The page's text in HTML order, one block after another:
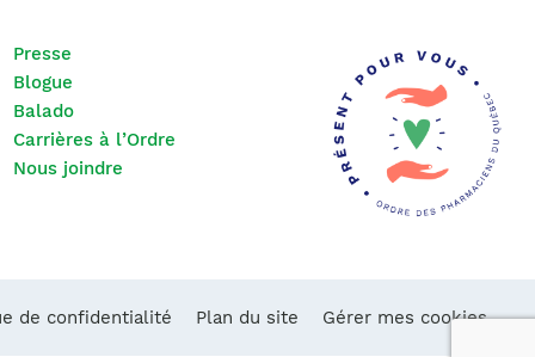
Presse
Blogue
Balado
Carrières à l’Ordre
Nous joindre
de confidentialité Plan du site Gérer mes cookies